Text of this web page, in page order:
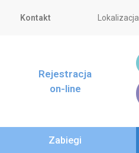
Kontakt Lokalizacja
Rejestracja
on-line
Zabiegi